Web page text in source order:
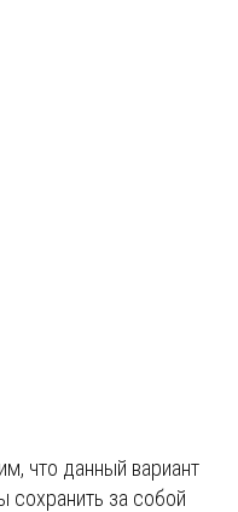
что данный вариант
сохранить за собой